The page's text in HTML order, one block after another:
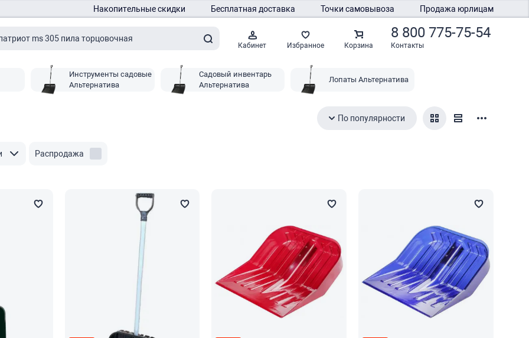
Накопительные скидки Бесплатная доставка Точки самовывоза Продажа юрлицам
Кабинет Избранное Корзина
8 800 775-75-54
Контакты
Инструменты садовые
Альтернатива
Садовый инвентарь
Альтернатива
Лопаты Альтернатива
По популярности
Распродажа